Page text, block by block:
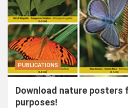
PUBLICATIONS
Download nature posters
purposes!